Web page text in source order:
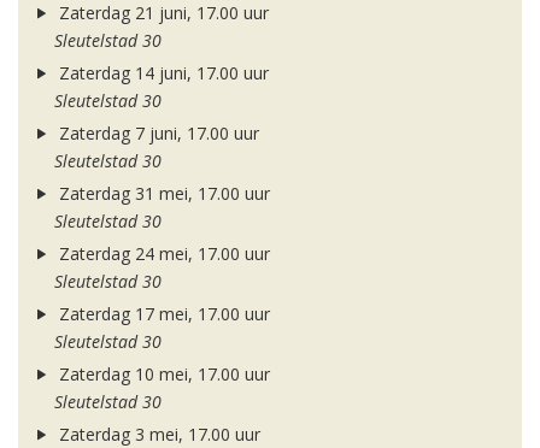
Zaterdag 21 juni, 17.00 uur
Sleutelstad 30
Zaterdag 14 juni, 17.00 uur
Sleutelstad 30
Zaterdag 7 juni, 17.00 uur
Sleutelstad 30
Zaterdag 31 mei, 17.00 uur
Sleutelstad 30
Zaterdag 24 mei, 17.00 uur
Sleutelstad 30
Zaterdag 17 mei, 17.00 uur
Sleutelstad 30
Zaterdag 10 mei, 17.00 uur
Sleutelstad 30
Zaterdag 3 mei, 17.00 uur